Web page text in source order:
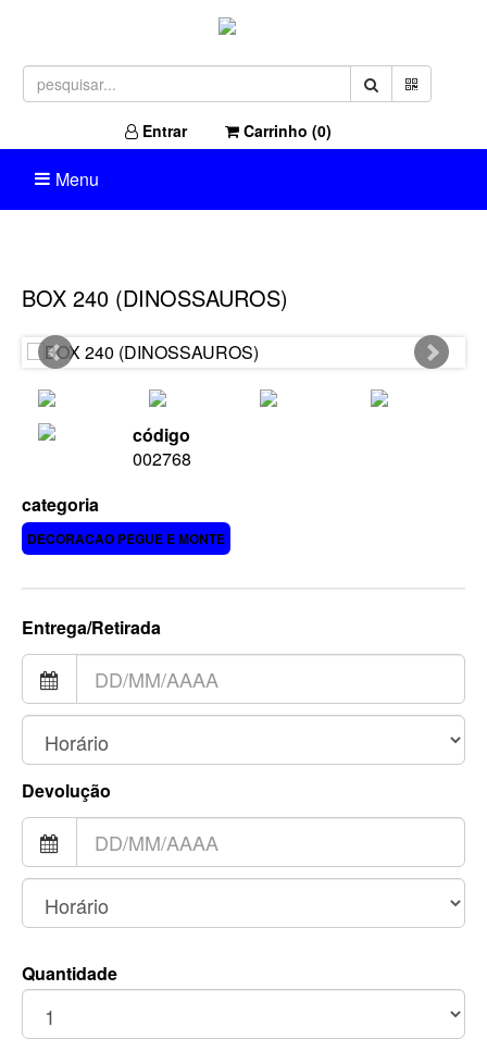
Entrar Carrinho (0)
Menu
BOX 240 (DINOSSAUROS)
código
002768
categoria
DECORACAO PEGUE E MONTE
Entrega/Retirada
Devolução
Quantidade